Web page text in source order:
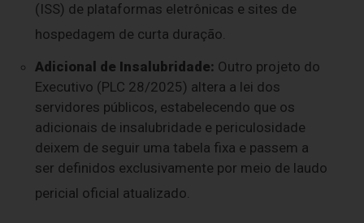
(ISS) de plataformas eletrônicas e sites de
hospedagem de curta duração.
Adicional de Insalubridade: Outro projeto do
Executivo (PLC 28/2025) altera a lei dos
servidores públicos, estabelecendo que os
adicionais de insalubridade e periculosidade
deixem de seguir uma tabela fixa e passem a
ser definidos exclusivamente por meio de laudo
pericial oficial atualizado